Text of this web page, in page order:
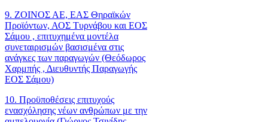
9. ΖΟΙΝΟΣ ΑΕ, ΕΑΣ Θηραϊκών
Προϊόντων, ΑΟΣ Τυρνάβου και ΕΟΣ
Σάμου , επιτυχημένα μοντέλα
συνεταιρισμών βασισμένα στις
ανάγκες των παραγωγών (Θεόδωρος
Χαρμπής , Διευθυντής Παραγωγής
ΕΟΣ Σάμου)
10. Προϋποθέσεις επιτυχούς
ενασχόλησης νέων ανθρώπων με την